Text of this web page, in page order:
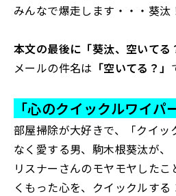
みんなで爆走します・・・葵汰
本文の最後に「葵汰、空いてる
メールの件名は 「空いてる？」
「心のクイックルワイパ
部屋掃除が大好きで、「クイッ
なく愛する男、駒木根葵汰が、
リスナーさんのモヤモヤしたこ
くもった心を、クイックルする